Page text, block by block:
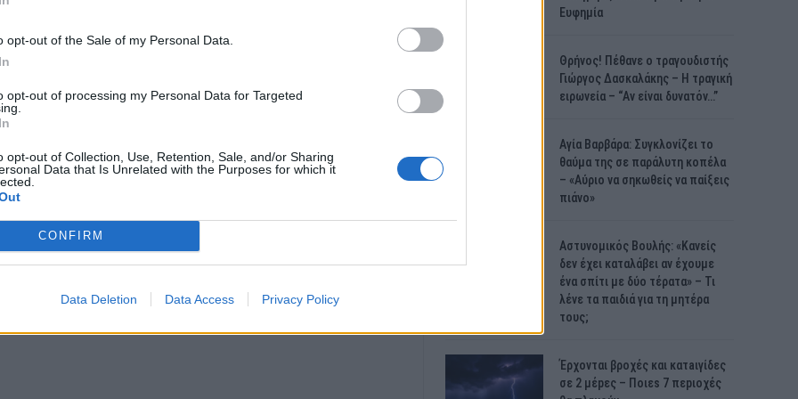
opt-out of the Sale of my Personal Data.
opt-out of processing my Personal Data for Targeted
opt-out of Collection, Use, Retention, Sale, and/or Sharing
Data that Is Unrelated with the Purposes for which it
CONFIRM
Data Deletion Data Access Privacy Policy
, στον Κίσαμο , Κρήτης ,
με την ιστοσελίδα
εμβόλισε την πομπή του επιταφίου
Κισάμου κατά την περιφορά με
ατόμων.
βλέποντας το αυτοκίνητο να
δεξιά και αριστερά του
Ευφημία
Θρήνος! Πέθανε ο τραγουδιστής
Γιώργος Δασκαλάκης – Η τραγική
ειρωνεία – “Αν είναι δυνατόν…”
Αγία Βαρβάρα: Συγκλονίζει το
θαύμα της σε παράλυτη κοπέλα
– «Αύριο να σηκωθείς να παίξεις
πιάνο»
Αστυνομικός Bουλής: «Κανείς
δεν έχει καταλάβει αν έχουμε
ένα σπίτι με δύο τέρατα» – Τι
λένε τα παιδιά για τη μητέρα
τους;
Έρχονται βροχές και κατaιγίδες
σε 2 μέpες – Ποιεs 7 πεpιοχές